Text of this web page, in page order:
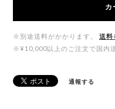
カ
※別途送料がかかります。
送料
※¥10,000以上のご注文で国内
通報する